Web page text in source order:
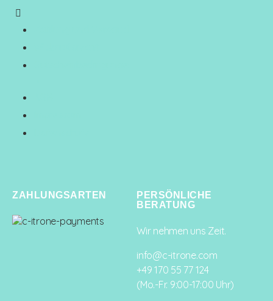
ZAHLUNGSARTEN PERSÖNLICHE
BERATUNG
Wir nehmen uns Zeit.
info@c-itrone.com
+49 170 55 77 124
(Mo.-Fr. 9:00-17:00 Uhr)